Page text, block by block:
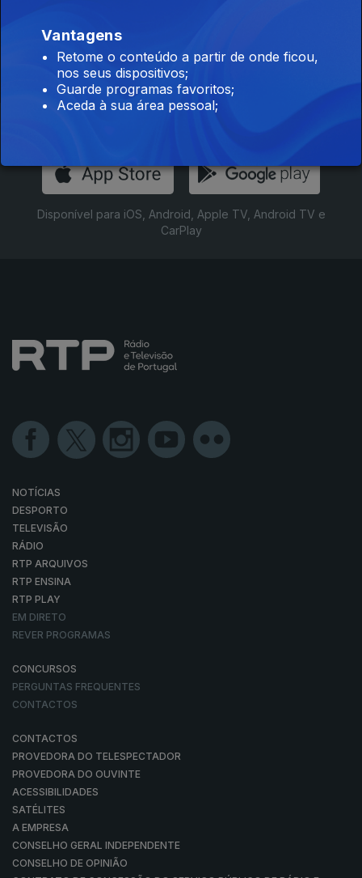
Disponível para iOS, Android, Apple TV, Android TV e
CarPlay
NOTÍCIAS
DESPORTO
TELEVISÃO
RÁDIO
RTP ARQUIVOS
RTP ENSINA
RTP PLAY
EM DIRETO
REVER PROGRAMAS
CONCURSOS
PERGUNTAS FREQUENTES
CONTACTOS
CONTACTOS
PROVEDORA DO TELESPECTADOR
PROVEDORA DO OUVINTE
ACESSIBILIDADES
SATÉLITES
A EMPRESA
CONSELHO GERAL INDEPENDENTE
CONSELHO DE OPINIÃO
Vantagens
Retome o conteúdo a partir de onde ficou,
nos seus dispositivos;
Guarde programas favoritos;
Aceda à sua área pessoal;